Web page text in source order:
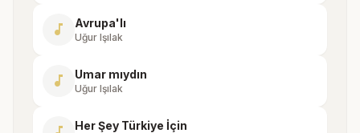
music_note Avrupa'lı
Uğur Işılak
music_note Umar mıydın
Uğur Işılak
Her Şey Türkiye İçin